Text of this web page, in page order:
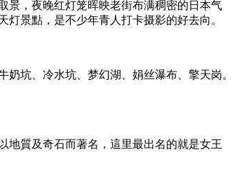
景，夜晚红灯笼晖映老街布满稠密的日本气
景點，是不少年青人打卡摄影的好去向。
坑、冷水坑、梦幻湖、娟丝瀑布、擎天岗。
地質及奇石而著名，這里最出名的就是女王